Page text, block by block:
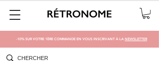
-10% SUR VOTRE 1ÈRE COMMANDE EN VOUS INSCRIVANT À LA NEWSLETTER